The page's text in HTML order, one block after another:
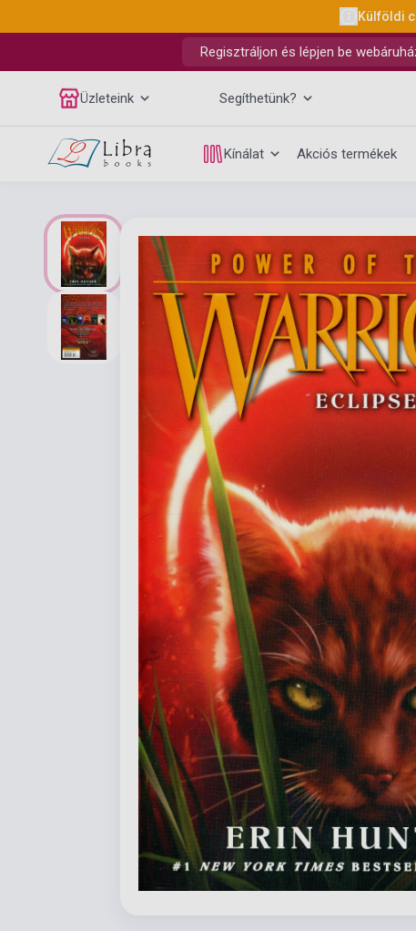
Külföldi
Regisztráljon és lépjen be
Üzleteink Segíthetünk?
Kínálat Akciós termékek